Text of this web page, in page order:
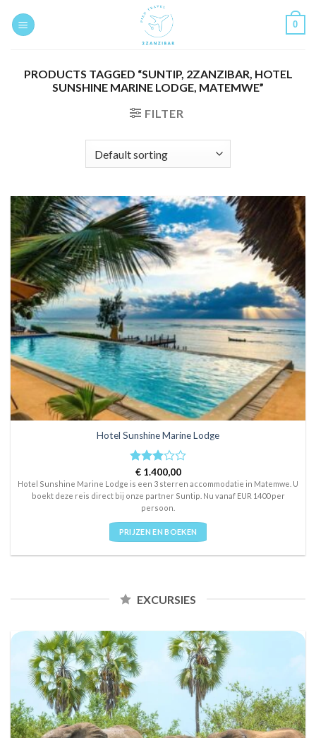
0
PRODUCTS TAGGED “SUNTIP, 2ZANZIBAR, HOTEL
SUNSHINE MARINE LODGE, MATEMWE”
FILTER
Hotel Sunshine Marine Lodge
Rated
3out
of 5
€1.400,00
Hotel Sunshine Marine Lodge is een 3 sterren accommodatie in Matemwe. U
boekt deze reis direct bij onze partner Suntip. Nu vanaf EUR 1400 per
persoon.
PRIJZEN EN BOEKEN
EXCURSIES